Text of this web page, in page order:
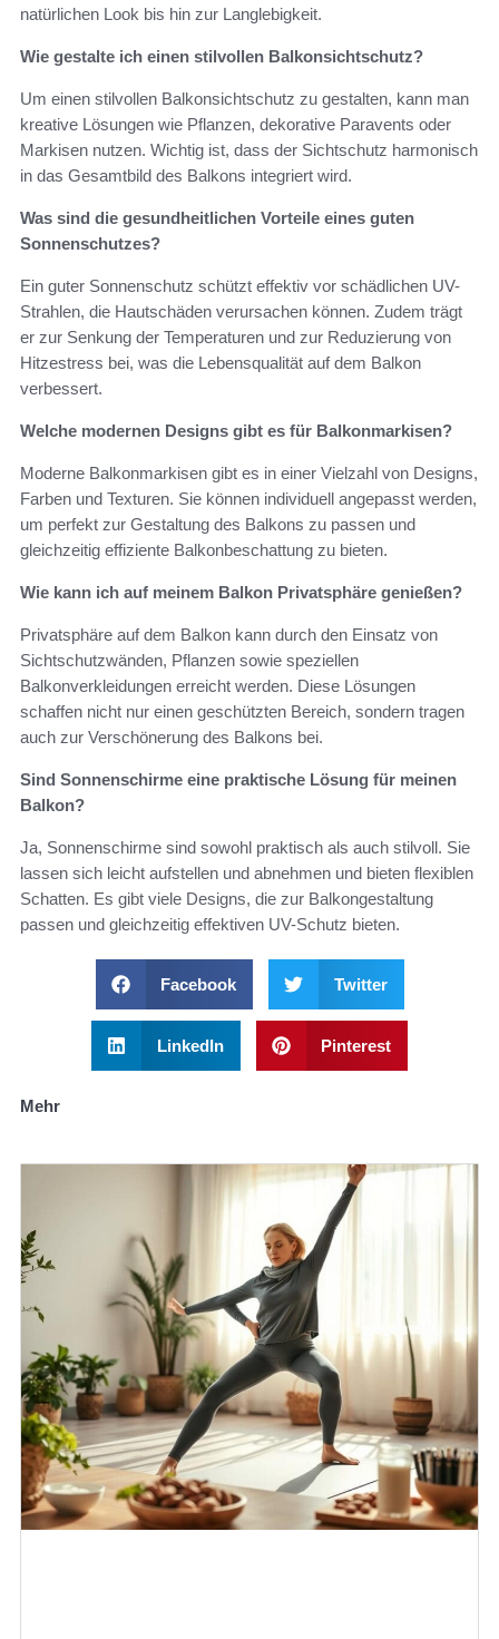
natürlichen Look bis hin zur Langlebigkeit.
Wie gestalte ich einen stilvollen Balkonsichtschutz?
Um einen stilvollen Balkonsichtschutz zu gestalten, kann man
kreative Lösungen wie Pflanzen, dekorative Paravents oder
Markisen nutzen. Wichtig ist, dass der Sichtschutz harmonisch
in das Gesamtbild des Balkons integriert wird.
Was sind die gesundheitlichen Vorteile eines guten
Sonnenschutzes?
Ein guter Sonnenschutz schützt effektiv vor schädlichen UV-
Strahlen, die Hautschäden verursachen können. Zudem trägt
er zur Senkung der Temperaturen und zur Reduzierung von
Hitzestress bei, was die Lebensqualität auf dem Balkon
verbessert.
Welche modernen Designs gibt es für Balkonmarkisen?
Moderne Balkonmarkisen gibt es in einer Vielzahl von Designs,
Farben und Texturen. Sie können individuell angepasst werden,
um perfekt zur Gestaltung des Balkons zu passen und
gleichzeitig effiziente Balkonbeschattung zu bieten.
Wie kann ich auf meinem Balkon Privatsphäre genießen?
Privatsphäre auf dem Balkon kann durch den Einsatz von
Sichtschutzwänden, Pflanzen sowie speziellen
Balkonverkleidungen erreicht werden. Diese Lösungen
schaffen nicht nur einen geschützten Bereich, sondern tragen
auch zur Verschönerung des Balkons bei.
Sind Sonnenschirme eine praktische Lösung für meinen
Balkon?
Ja, Sonnenschirme sind sowohl praktisch als auch stilvoll. Sie
lassen sich leicht aufstellen und abnehmen und bieten flexiblen
Schatten. Es gibt viele Designs, die zur Balkongestaltung
passen und gleichzeitig effektiven UV-Schutz bieten.
Facebook Twitter
LinkedIn Pinterest
Mehr